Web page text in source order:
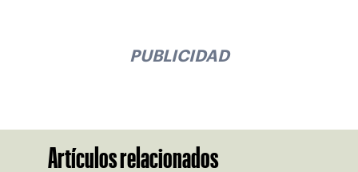
PUBLICIDAD
Artículos relacionados